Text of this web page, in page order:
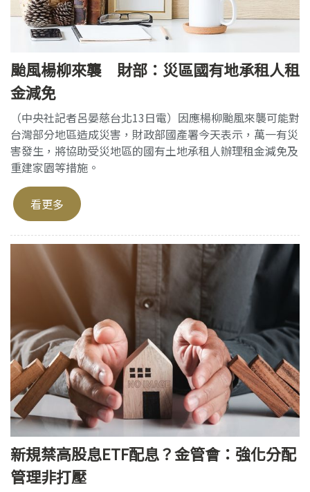
颱風楊柳來襲 財部：災區國有地承租人租
金減免
（中央社記者呂晏慈台北13日電）因應楊柳颱風來襲可能對
台灣部分地區造成災害，財政部國產署今天表示，萬一有災
害發生，將協助受災地區的國有土地承租人辦理租金減免及
重建家園等措施。
看更多
新規禁高股息ETF配息？金管會：強化分配
管理非打壓